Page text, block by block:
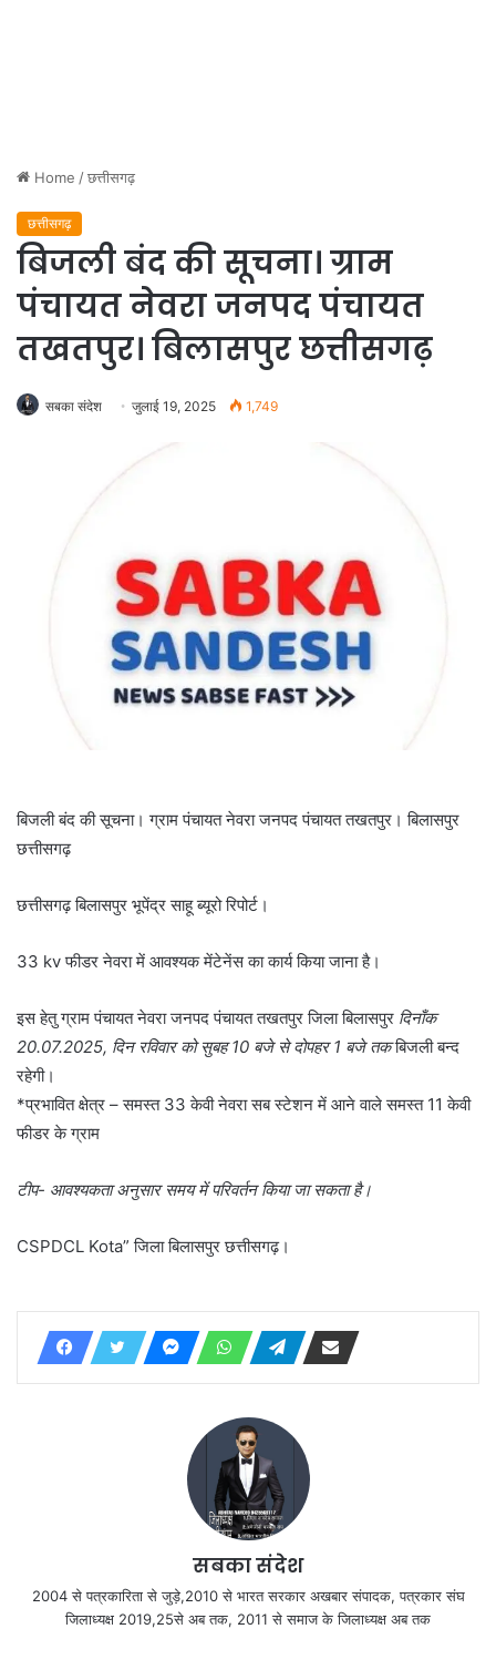
Home /छत्तीसगढ़
छत्तीसगढ़
बिजली बंद की सूचना। ग्राम
पंचायत नेवरा जनपद पंचायत
तखतपुर। बिलासपुर छत्तीसगढ़
सबका संदेश जुलाई 19, 2025 1,749
बिजली बंद की सूचना। ग्राम पंचायत नेवरा जनपद पंचायत तखतपुर। बिलासपुर
छत्तीसगढ़
छत्तीसगढ़ बिलासपुर भूपेंद्र साहू ब्यूरो रिपोर्ट।
33 kv फीडर नेवरा में आवश्यक मेंटेनेंस का कार्य किया जाना है।
इस हेतु ग्राम पंचायत नेवरा जनपद पंचायत तखतपुर जिला बिलासपुर दिनाँक
20.07.2025, दिन रविवार को सुबह 10 बजे से दोपहर 1 बजे तकबिजली बन्द
रहेगी।
*प्रभावित क्षेत्र – समस्त 33 केवी नेवरा सब स्टेशन में आने वाले समस्त 11 केवी
फीडर के ग्राम
टीप- आवश्यकता अनुसार समय में परिवर्तन किया जा सकता है।
CSPDCL Kota” जिला बिलासपुर छत्तीसगढ़।
सबका संदेश
2004 से पत्रकारिता से जुड़े,2010 से भारत सरकार अखबार संपादक, पत्रकार संघ
जिलाध्यक्ष 2019,25से अब तक, 2011 से समाज के जिलाध्यक्ष अब तक